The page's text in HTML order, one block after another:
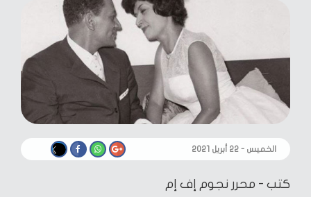
الخميس - ٢٢ أبريل ٢٠٢١
كتب - محرر نجوم إف إم